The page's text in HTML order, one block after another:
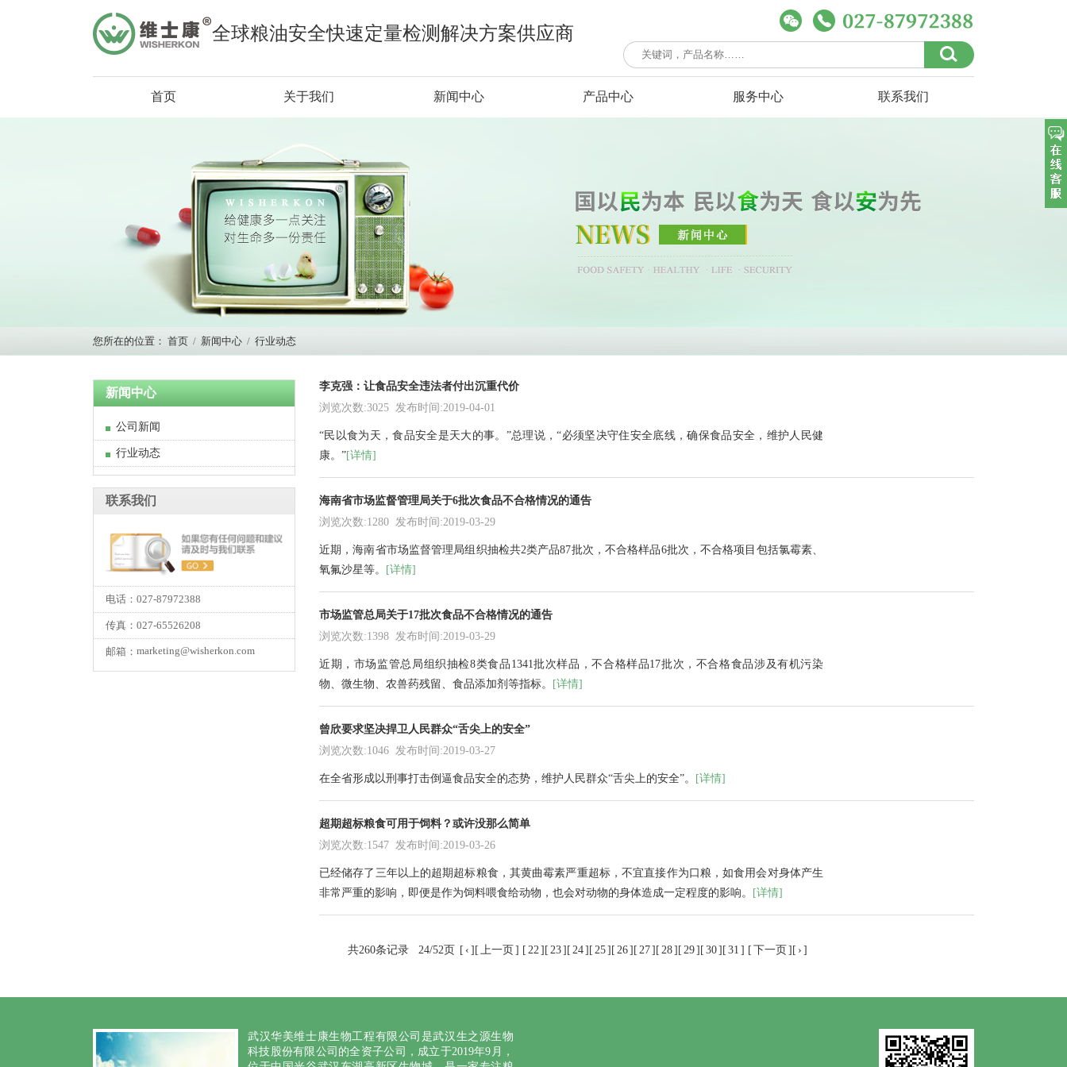
全球粮油安全快速定量检测解决方案供应商
首页 关于我们 新闻中心 产品中心 服务中心 联系我们
您所在的位置： 首页 / 新闻中心 / 行业动态
新闻中心
公司新闻
行业动态
联系我们
电话：027-87972388
传真：027-65526208
邮箱： marketing@wisherkon.com
李克强：让食品安全违法者付出沉重代价
浏览次数:3025 发布时间:2019-04-01
“民以食为天，食品安全是天大的事。”总理说，“必须坚决守住安全底线，确保食品安全，维护人民健
康。”[详情]
海南省市场监督管理局关于6批次食品不合格情况的通告
浏览次数:1280 发布时间:2019-03-29
近期，海南省市场监督管理局组织抽检共2类产品87批次， 不合格样品6批次，不合格项目包括氯霉素、
氧氟沙星等。
[详情]
市场监管总局关于17批次食品不合格情况的通告
浏览次数:1398 发布时间:2019-03-29
近期，市场监管总局组织抽检8类食品1341批次样品，不合格样品17批次， 不合格食品涉及有机污染
物、微生物、农兽药残留、食品添加剂等指标。
[详情]
曾欣要求坚决捍卫人民群众“舌尖上的安全”
浏览次数:1046 发布时间:2019-03-27
在全省形成以刑事打击倒逼食品安全的态势，维护人民群众“舌尖上的安全”。 [详情]
超期超标粮食可用于饲料？或许没那么简单
浏览次数:1547 发布时间:2019-03-26
已经储存了三年以上的超期超标粮食，其黄曲霉素严重超标，不宜直接作为口粮，如食用会对身体产生
非常严重的影响，即便是作为饲料喂食给动物，也会对动物的身体造成一定程度的影响。
[详情]
共260条记录 24/52页 [ ‹ ][ 上一页 ] [ 22][ 23][ 24][ 25][ 26][ 27][ 28][ 29][ 30][ 31 ] [ 下一页 ][ › ]
武汉华美维士康生物工程有限公司是武汉生之源生物
科技股份有限公司的全资子公司，成立于2019年9月，